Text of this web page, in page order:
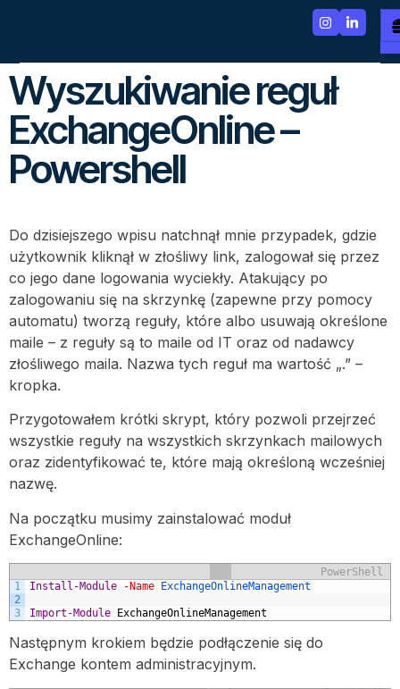
Wyszukiwanie reguł
ExchangeOnline –
Powershell
Do dzisiejszego wpisu natchnął mnie przypadek, gdzie
użytkownik kliknął w złośliwy link, zalogował się przez
co jego dane logowania wyciekły. Atakujący po
zalogowaniu się na skrzynkę (zapewne przy pomocy
automatu) tworzą reguły, które albo usuwają określone
maile – z reguły są to maile od IT oraz od nadawcy
złośliwego maila. Nazwa tych reguł ma wartość „.” –
kropka.
Przygotowałem krótki skrypt, który pozwoli przejrzeć
wszystkie reguły na wszystkich skrzynkach mailowych
oraz zidentyfikować te, które mają określoną wcześniej
nazwę.
Na początku musimy zainstalować moduł
ExchangeOnline:
PowerShell
1
2
3
Install-Module -Name ExchangeOnlineManagement
Import-Module ExchangeOnlineManagement
Następnym krokiem będzie podłączenie się do
Exchange kontem administracyjnym.